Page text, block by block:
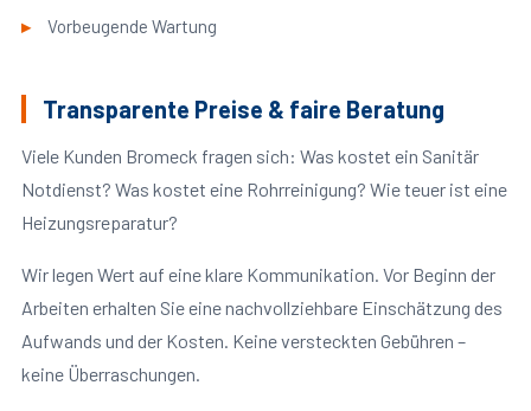
Vorbeugende Wartung
Transparente Preise & faire Beratung
Viele Kunden Bromeck fragen sich: Was kostet ein Sanitär
Notdienst? Was kostet eine Rohrreinigung? Wie teuer ist eine
Heizungsreparatur?
Wir legen Wert auf eine klare Kommunikation. Vor Beginn der
Arbeiten erhalten Sie eine nachvollziehbare Einschätzung des
Aufwands und der Kosten. Keine versteckten Gebühren –
keine Überraschungen.